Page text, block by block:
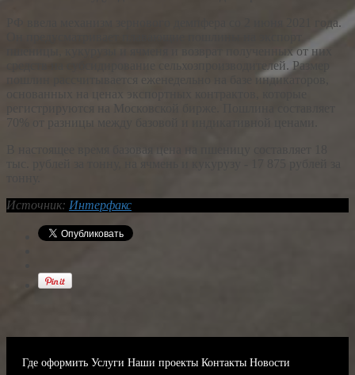
РФ ввела механизм зернового демпфера со 2 июня 2021 года.
пшеницы, кукурузы и ячменя и возврат полученных от них
средств на субсидирование сельхозпроизводителей. Размер
пошлин рассчитывается еженедельно на базе индикаторов,
регистрируются на Московской бирже. Пошлина составляет
70% от разницы между базовой и индикативной ценами.
В настоящее время базовая цена на пшеницу составляет 18
Источник: Интерфакс
Где оформить Услуги Наши проекты Контакты Новости